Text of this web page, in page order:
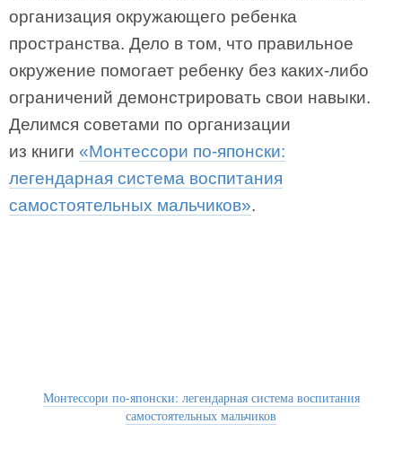
организация окружающего ребенка
пространства. Дело в том, что правильное
окружение помогает ребенку без каких-либо
ограничений демонстрировать свои навыки.
Делимся советами по организации
из книги «Монтессори по-японски:
легендарная система воспитания
самостоятельных мальчиков».
Монтессори по-японски: легендарная система воспитания
самостоятельных мальчиков